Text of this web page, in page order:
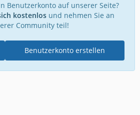
Benutzerkonto auf unserer Seite?
kostenlosund nehmen Sie an
Community teil!
Benutzerkonto erstellen